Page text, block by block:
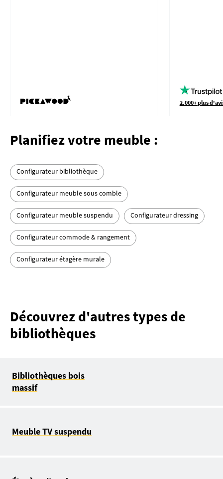
2.000+ plus
Planifiez votre meuble :
Configurateur bibliothèque
Configurateur meuble sous comble
Configurateur meuble suspendu Configurateur dressing
Configurateur commode & rangement
Configurateur étagère murale
Découvrez d'autres types de
bibliothèques
Bibliothèques bois
massif
Meuble TV suspendu